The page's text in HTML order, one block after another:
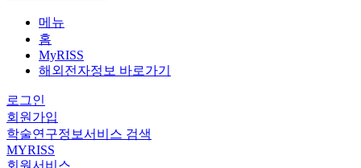
메뉴
홈
MyRISS
해외전자정보 바로가기
로그인
회원가입
학술연구정보서비스 검색
MYRISS
회원서비스